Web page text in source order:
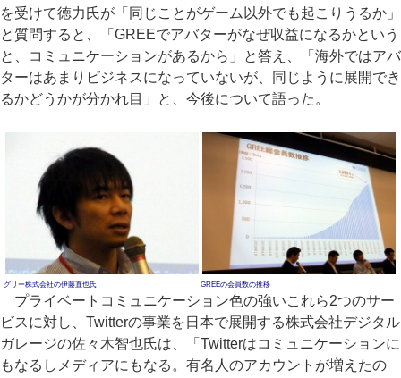
を受けて徳力氏が「同じことがゲーム以外でも起こりうるか」
と質問すると、「GREEでアバターがなぜ収益になるかという
と、コミュニケーションがあるから」と答え、「海外ではアバ
ターはあまりビジネスになっていないが、同じように展開でき
るかどうかが分かれ目」と、今後について語った。
グリー株式会社の伊藤直也氏 GREEの会員数の推移
プライベートコミュニケーション色の強いこれら2つのサー
ビスに対し、Twitterの事業を日本で展開する株式会社デジタル
ガレージの佐々木智也氏は、「Twitterはコミュニケーションに
もなるしメディアにもなる。有名人のアカウントが増えたの